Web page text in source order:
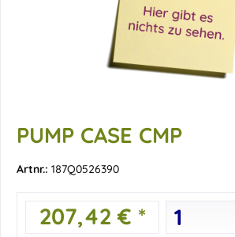
PUMP CASE CMP
Artnr.: 187Q0526390
207,42 € *